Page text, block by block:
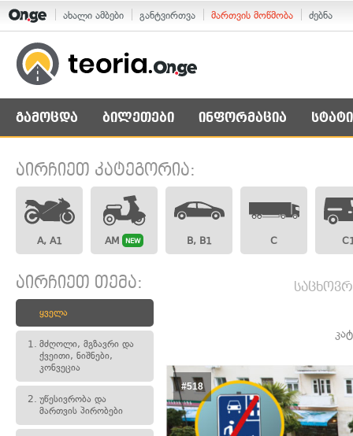
ახალი ამბები განტვირთვა მართვის მოწმობა ძებნა
გამოცდა ბილეთები ინფორმაცია
აირჩიეთ კატეგორია:
A, A1 AM NEW B, B1 C
აირჩიეთ თემა:
ყველა
1. მძღოლი, მგზავრი და
ქვეითი, ნიშნები,
კონვეცია
2. უწესივრობა და
მართვის პირობები
#518